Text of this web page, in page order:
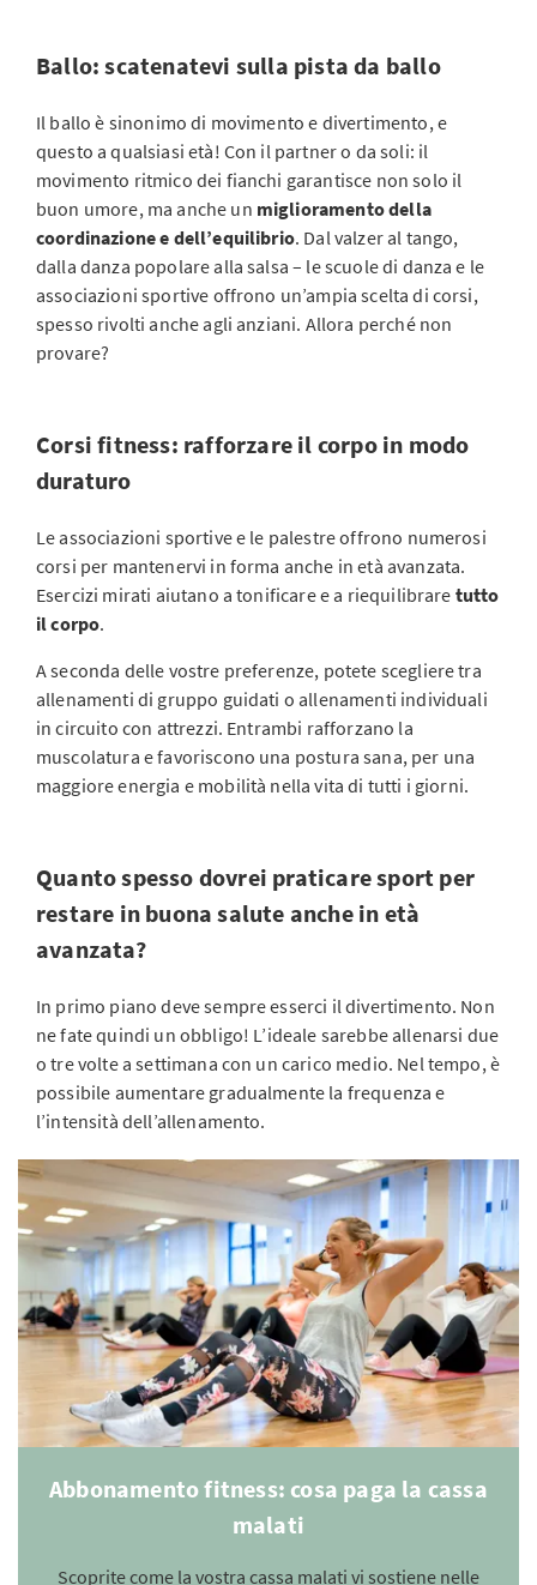
Ballo: scatenatevi sulla pista da ballo
Il ballo è sinonimo di movimento e divertimento, e
questo a qualsiasi età! Con il partner o da soli: il
movimento ritmico dei fianchi garantisce non solo il
buon umore, ma anche un miglioramento della
coordinazione e dell’equilibrio. Dal valzer al tango,
dalla danza popolare alla salsa – le scuole di danza e le
associazioni sportive offrono un’ampia scelta di corsi,
spesso rivolti anche agli anziani. Allora perché non
provare?
Corsi fitness: rafforzare il corpo in modo
duraturo
Le associazioni sportive e le palestre offrono numerosi
corsi per mantenervi in forma anche in età avanzata.
Esercizi mirati aiutano a tonificare e a riequilibrare tutto
il corpo.
A seconda delle vostre preferenze, potete scegliere tra
allenamenti di gruppo guidati o allenamenti individuali
in circuito con attrezzi. Entrambi rafforzano la
muscolatura e favoriscono una postura sana, per una
maggiore energia e mobilità nella vita di tutti i giorni.
Quanto spesso dovrei praticare sport per
restare in buona salute anche in età
avanzata?
In primo piano deve sempre esserci il divertimento. Non
ne fate quindi un obbligo! L’ideale sarebbe allenarsi due
o tre volte a settimana con un carico medio. Nel tempo, è
possibile aumentare gradualmente la frequenza e
l’intensità dell’allenamento.
Abbonamento fitness: cosa paga la cassa
malati
Scoprite come la vostra cassa malati vi sostiene nelle